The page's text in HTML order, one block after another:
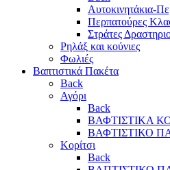
Αυτοκινητάκια-
Περπατούρες
Στράτες
Ρηλάξ και κούνιες
Φωλιές
Βαπτιστικά Πακέτα
Back
Αγόρι
Back
ΒΑΦΤΙΣΤΙΚΑ
ΒΑΦΤΙΣΤΙΚΟ
Κορίτσι
Back